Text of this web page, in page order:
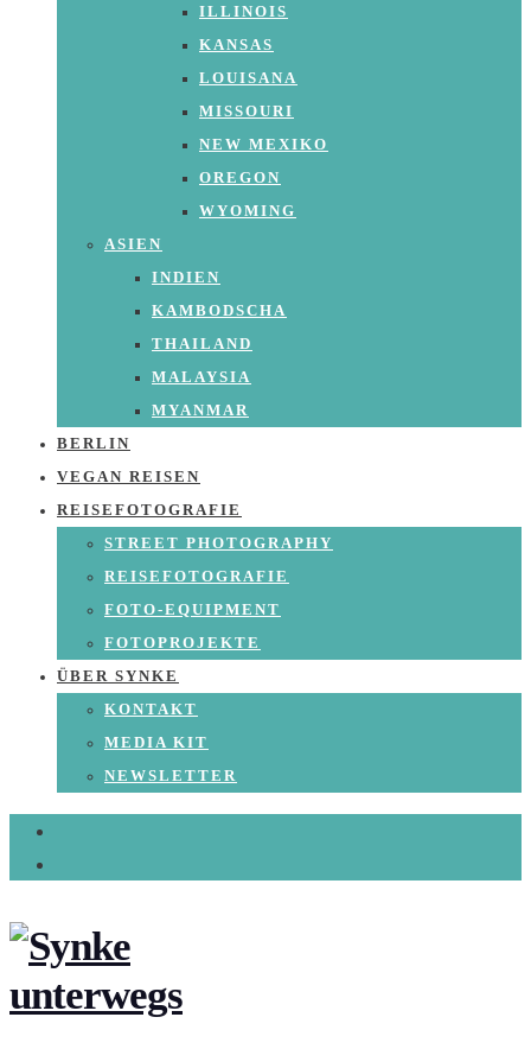
ILLINOIS
KANSAS
LOUISANA
MISSOURI
NEW MEXIKO
OREGON
WYOMING
ASIEN
INDIEN
KAMBODSCHA
THAILAND
MALAYSIA
MYANMAR
BERLIN
VEGAN REISEN
REISEFOTOGRAFIE
STREET PHOTOGRAPHY
REISEFOTOGRAFIE
FOTO-EQUIPMENT
FOTOPROJEKTE
ÜBER SYNKE
KONTAKT
MEDIA KIT
NEWSLETTER